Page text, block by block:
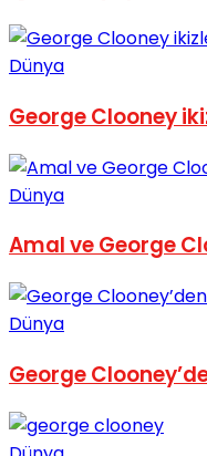
Dünya
George Clooney
Dünya
Amal ve George
Dünya
George